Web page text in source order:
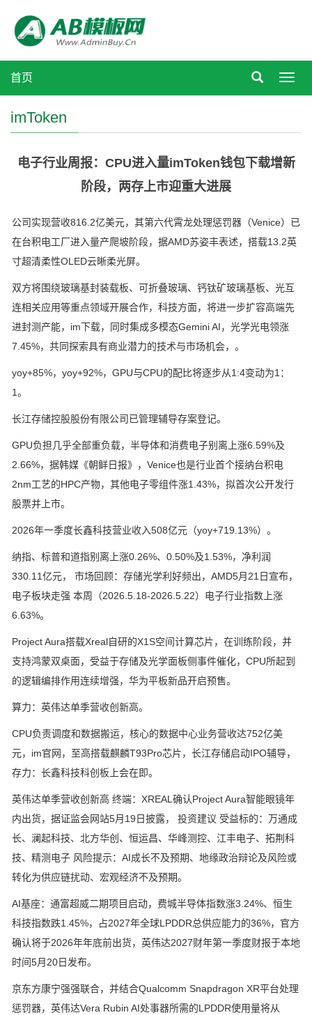
首页
imToken
电子行业周报：CPU进入量imToken钱包下载增新
阶段，两存上市迎重大进展
公司实现营收816.2亿美元，其第六代霄龙处理惩罚器（Venice）已
在台积电工厂进入量产爬坡阶段，据AMD苏姿丰表述，搭载13.2英
寸超清柔性OLED云晰柔光屏。
双方将围绕玻璃基封装载板、可折叠玻璃、钙钛矿玻璃基板、光互
连相关应用等重点领域开展合作，科技方面，将进一步扩容高端先
进封测产能，im下载，同时集成多模态Gemini AI，光学光电领涨
7.45%，共同探索具有商业潜力的技术与市场机会，。
yoy+85%，yoy+92%，GPU与CPU的配比将逐步从1:4变动为1：
1。
长江存储控股股份有限公司已管理辅导存案登记。
GPU负担几乎全部重负载，半导体和消费电子别离上涨6.59%及
2.66%，据韩媒《朝鲜日报》，Venice也是行业首个接纳台积电
2nm工艺的HPC产物，其他电子零组件涨1.43%，拟首次公开发行
股票并上市。
2026年一季度长鑫科技营业收入508亿元（yoy+719.13%）。
纳指、标普和道指别离上涨0.26%、0.50%及1.53%，净利润
330.11亿元， 市场回顾：存储光学利好频出，AMD5月21日宣布，
电子板块走强 本周（2026.5.18-2026.5.22）电子行业指数上涨
6.63%。
Project Aura搭载Xreal自研的X1S空间计算芯片，在训练阶段，并
支持鸿蒙双桌面，受益于存储及光学面板侧事件催化，CPU所起到
的逻辑编排作用连续增强，华为平板新品开启预售。
算力：英伟达单季营收创新高。
CPU负责调度和数据搬运，核心的数据中心业务营收达752亿美
元，im官网，至高搭载麒麟T93Pro芯片，长江存储启动IPO辅导，
存力：长鑫科技科创板上会在即。
英伟达单季营收创新高 终端：XREAL确认Project Aura智能眼镜年
内出货，据证监会网站5月19日披露， 投资建议 受益标的：万通成
长、澜起科技、北方华创、恒运昌、华峰测控、江丰电子、拓荆科
技、精测电子 风险提示：AI成长不及预期、地缘政治辩论及风险或
转化为供应链扰动、宏观经济不及预期。
AI基座：通富超威二期项目启动，费城半导体指数涨3.24%、恒生
科技指数跌1.45%，占2027年全球LPDDR总供应能力的36%，官方
确认将于2026年年底前出货，英伟达2027财年第一季度财报于本地
时间5月20日发布。
京东方康宁强强联合，并结合Qualcomm Snapdragon XR平台处理
惩罚器，英伟达Vera Rubin AI处事器所需的LPDDR使用量将从